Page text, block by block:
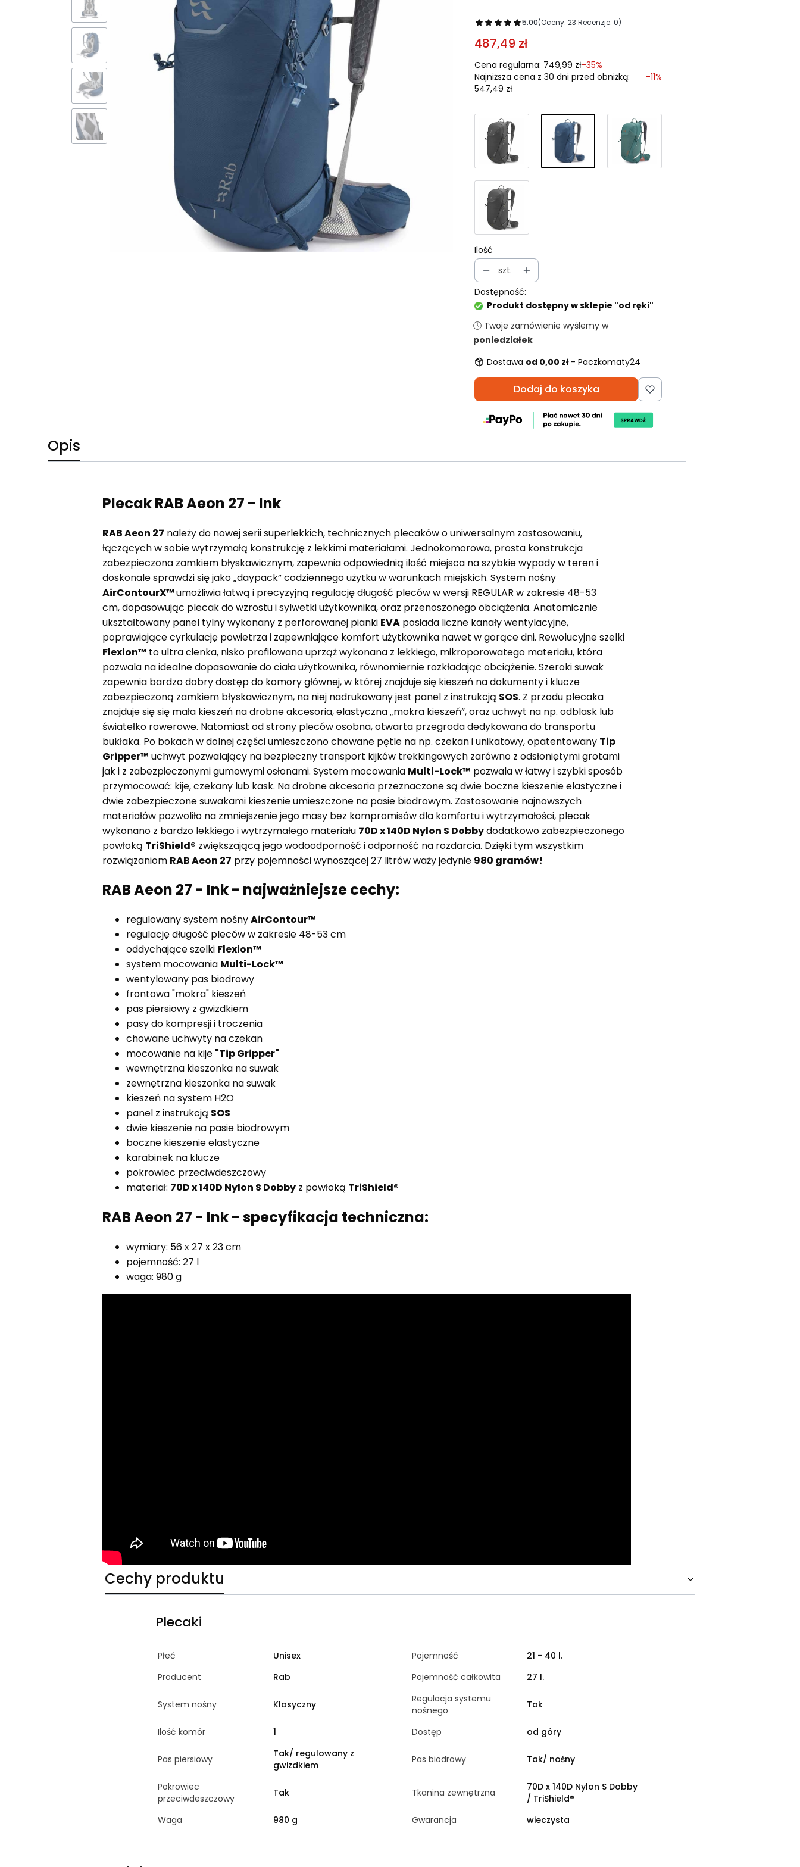
5.00(Oceny: 23 Recenzje: 0)
487,49 zł
Cena regularna: 749,99 zł-35%
Najniższa cena z 30 dni przed obniżką:
547,49 zł
-11%
Ilość
szt.
Dostępność:
Produkt dostępny w sklepie "od ręki"
🕓 Twoje zamówienie wyślemy w
poniedziałek
Dostawa od 0,00 zł - Paczkomaty24
Dodaj do koszyka
Opis
Plecak RAB Aeon 27 - Ink
RAB Aeon 27 należy do nowej serii superlekkich, technicznych plecaków o uniwersalnym zastosowaniu,
łączących w sobie wytrzymałą konstrukcję z lekkimi materiałami. Jednokomorowa, prosta konstrukcja
zabezpieczona zamkiem błyskawicznym, zapewnia odpowiednią ilość miejsca na szybkie wypady w teren i
doskonale sprawdzi się jako „daypack” codziennego użytku w warunkach miejskich. System nośny
AirContourX™umożliwia łatwą i precyzyjną regulację długość pleców w wersji REGULAR w zakresie 48-53
cm, dopasowując plecak do wzrostu i sylwetki użytkownika, oraz przenoszonego obciążenia. Anatomicznie
ukształtowany panel tylny wykonany z perforowanej pianki EVA posiada liczne kanały wentylacyjne,
poprawiające cyrkulację powietrza i zapewniające komfort użytkownika nawet w gorące dni. Rewolucyjne szelki
Flexion™ to ultra cienka, nisko profilowana uprząż wykonana z lekkiego, mikroporowatego materiału, która
pozwala na idealne dopasowanie do ciała użytkownika, równomiernie rozkładając obciążenie. Szeroki suwak
zapewnia bardzo dobry dostęp do komory głównej, w której znajduje się kieszeń na dokumenty i klucze
zabezpieczoną zamkiem błyskawicznym, na niej nadrukowany jest panel z instrukcją SOS. Z przodu plecaka
znajduje się się mała kieszeń na drobne akcesoria, elastyczna „mokra kieszeń”, oraz uchwyt na np. odblask lub
światełko rowerowe. Natomiast od strony pleców osobna, otwarta przegroda dedykowana do transportu
bukłaka. Po bokach w dolnej części umieszczono chowane pętle na np. czekan i unikatowy, opatentowany Tip
Gripper™ uchwyt pozwalający na bezpieczny transport kijków trekkingowych zarówno z odsłoniętymi grotami
jak i z zabezpieczonymi gumowymi osłonami. System mocowania Multi-Lock™ pozwala w łatwy i szybki sposób
przymocować: kije, czekany lub kask. Na drobne akcesoria przeznaczone są dwie boczne kieszenie elastyczne i
dwie zabezpieczone suwakami kieszenie umieszczone na pasie biodrowym. Zastosowanie najnowszych
materiałów pozwoliło na zmniejszenie jego masy bez kompromisów dla komfortu i wytrzymałości, plecak
wykonano z bardzo lekkiego i wytrzymałego materiału 70D x 140D Nylon S Dobbydodatkowo zabezpieczonego
powłoką TriShield® zwiększającą jego wodoodporność i odporność na rozdarcia. Dzięki tym wszystkim
rozwiązaniom RAB Aeon 27 przy pojemności wynoszącej 27 litrów waży jedynie 980 gramów!
RAB Aeon 27 - Ink - najważniejsze cechy:
regulowany system nośnyAirContour™
regulację długość pleców w zakresie 48-53 cm
oddychające szelki Flexion™
system mocowania Multi-Lock™
wentylowany pas biodrowy
frontowa "mokra" kieszeń
pas piersiowy z gwizdkiem
pasy do kompresji i troczenia
chowane uchwyty na czekan
mocowanie na kije "Tip Gripper"
wewnętrzna kieszonka na suwak
zewnętrzna kieszonka na suwak
kieszeń na system H2O
panel z instrukcją SOS
dwie kieszenie na pasie biodrowym
boczne kieszenie elastyczne
karabinek na klucze
pokrowiec przeciwdeszczowy
materiał: 70D x 140D Nylon S Dobby z powłoką TriShield®
RAB Aeon 27 - Ink - specyfikacja techniczna:
wymiary: 56 x 27 x 23 cm
pojemność: 27 l
waga: 980 g
Cechy produktu
Plecaki
Płeć Unisex Pojemność
21 - 40 l.
Producent
Rab Pojemność całkowita 27 l.
System nośny Klasyczny
Regulacja systemu
nośnego
Tak
Ilość komór 1 Dostęp od góry
Pas piersiowy
Tak/ regulowany z
gwizdkiem
Pas biodrowy Tak/ nośny
Pokrowiec
przeciwdeszczowy
Tak Tkanina zewnętrzna
70D x 140D Nylon S Dobby
/ TriShield®
Waga
980 g Gwarancja wieczysta